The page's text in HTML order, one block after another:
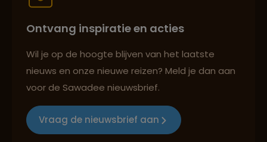
Reizen met oog voor mens, cultuur en milieu
Ontvang inspiratie en acties
Wil je op de hoogte blijven van het laatste
nieuws en onze nieuwe reizen? Meld je dan aan
voor de Sawadee nieuwsbrief.
Vraag de nieuwsbrief aan